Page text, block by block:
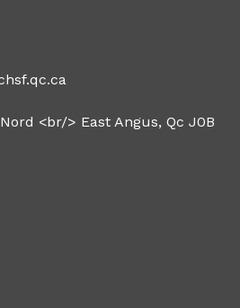
<br/> East Angus, Qc J0B